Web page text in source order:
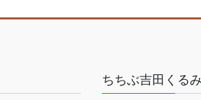
ちちぶ吉田くる